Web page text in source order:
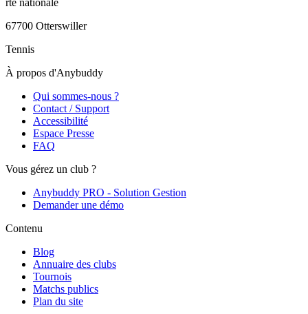
rte nationale
67700 Otterswiller
Tennis
À propos d'Anybuddy
Qui sommes-nous ?
Contact / Support
Accessibilité
Espace Presse
FAQ
Vous gérez un club ?
Anybuddy PRO - Solution Gestion
Demander une démo
Contenu
Blog
Annuaire des clubs
Tournois
Matchs publics
Plan du site